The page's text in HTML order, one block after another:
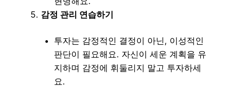
감정 관리 연습하기
투자는 감정적인 결정이 아닌, 이성적인
판단이 필요해요. 자신이 세운 계획을 유
지하며 감정에 휘둘리지 말고 투자하세
요.